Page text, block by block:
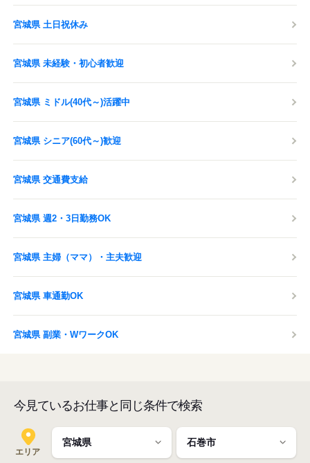
宮城県 土日祝休み
宮城県 未経験・初心者歓迎
宮城県 ミドル(40代～)活躍中
宮城県 シニア(60代～)歓迎
宮城県 交通費支給
宮城県 週2・3日勤務OK
宮城県 主婦（ママ）・主夫歓迎
宮城県 車通勤OK
宮城県 副業・WワークOK
今見ているお仕事と同じ条件で検索
エリア